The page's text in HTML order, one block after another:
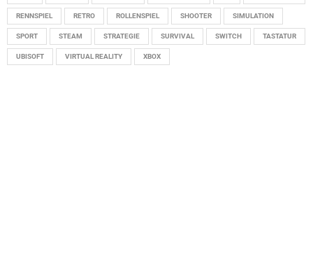
RENNSPIEL RETRO ROLLENSPIEL SHOOTER SIMULATION
SPORT STEAM STRATEGIE SURVIVAL SWITCH TASTATUR
UBISOFT VIRTUAL REALITY XBOX